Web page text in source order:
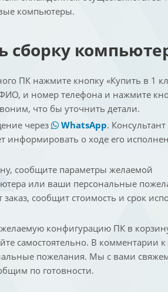
компьютеры.
сборку
ПК нажмите кнопку «Купить в 1
и номер телефона и нажмите
что бы уточнить детали.
через
WhatsApp. Консультант
информировать о ходе его
сообщите параметры желаемой
или ваши персональные
сообщит стоимость и срок
конфигурацию ПК в
самостоятельно. В комментарии к
пожелания. Мы с вами
по готовности.